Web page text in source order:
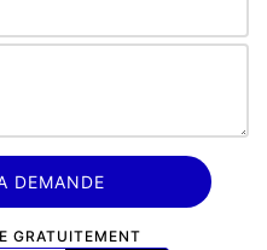
GRATUITEMENT